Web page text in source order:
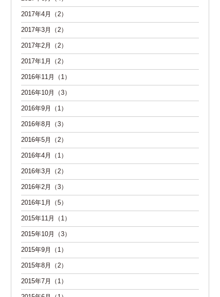
2017年4月（2）
2017年3月（2）
2017年2月（2）
2017年1月（2）
2016年11月（1）
2016年10月（3）
2016年9月（1）
2016年8月（3）
2016年5月（2）
2016年4月（1）
2016年3月（2）
2016年2月（3）
2016年1月（5）
2015年11月（1）
2015年10月（3）
2015年9月（1）
2015年8月（2）
2015年7月（1）